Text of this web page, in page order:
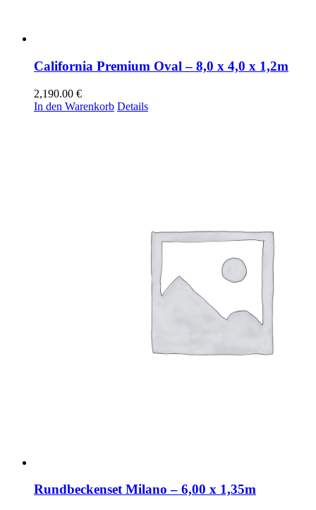
California Premium Oval – 8,0 x 4,0 x 1,2m
2,190.00 €
In den Warenkorb Details
Rundbeckenset Milano – 6,00 x 1,35m